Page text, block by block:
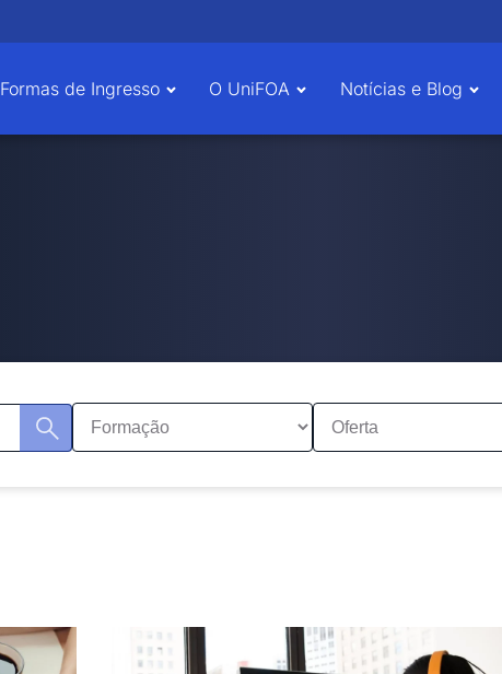
Formas de Ingresso O UniFOA Notícias e Blog